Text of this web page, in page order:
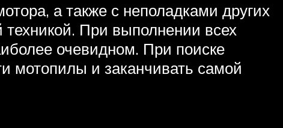
а также с неполадками других
При выполнении всех
очевидном. При поиске
мотопилы и заканчивать самой